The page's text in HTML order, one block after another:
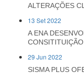
ALTERAÇÕES
13 Set 2022
A ENA
29 Jun 2022
SISMA PLUS